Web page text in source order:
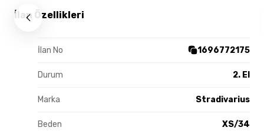
İlan Özellikleri
İlan No 1696772175
Durum 2. El
Marka Stradivarius
Beden XS/34